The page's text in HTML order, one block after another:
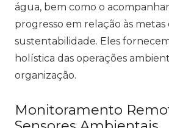
água, bem como o
progresso em relação às metas
sustentabilidade. Eles
holística das operações
organização.
Monitoramento